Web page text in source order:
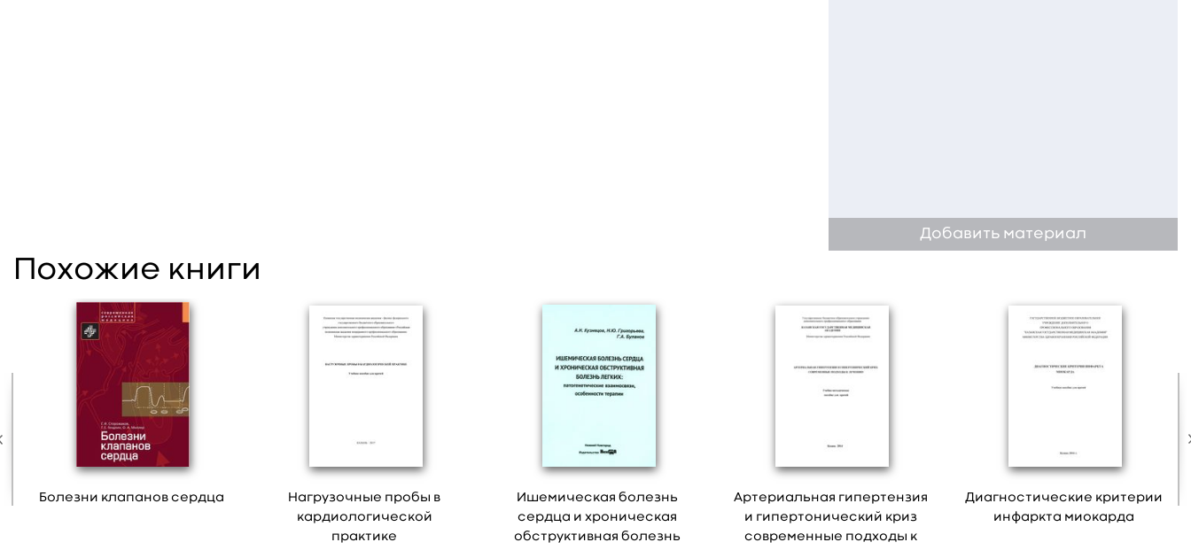
Добавить материал
Похожие книги
Болезни клапанов сердца
Нагрузочные пробы в
кардиологической
практике
Ишемическая болезнь
сердца и хроническая
обструктивная болезнь
Артериальная гипертензия
и гипертонический криз
современные подходы к
Диагностические критерии
инфаркта миокарда